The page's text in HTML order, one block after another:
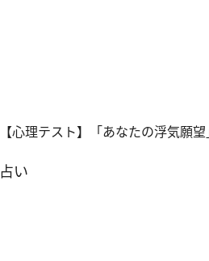
【心理テスト】「あなたの浮気願
占い